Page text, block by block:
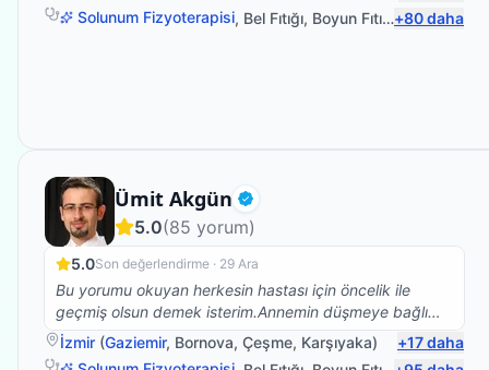
Solunum Fizyoterapisi, Bel Fıtığı, Boyun Fıtığı ,Omuz Bağ
+80daha
Ümit Akgün Doğrulanmış
Fizyoterapist
5.0(85 yorum)
5.0Son değerlendirme · 29 Ara
Bu yorumu okuyan herkesin hastası için öncelik ile
geçmiş olsun demek isterim.Annemin düşmeye bağlı
beyin kanaması sonrası vücudunun sol tarafına
felç.oldu bu süreçte Ümit bey ile yolumuz buluştu ve
İzmir (Gaziemir, Bornova, Çeşme, Karşıyaka) +17daha